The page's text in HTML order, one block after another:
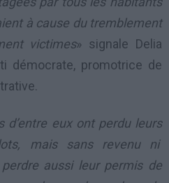
à cause du tremblement
victimes» signale Delia
démocrate, promotrice de
d’entre eux ont perdu leurs
mais sans revenu ni
aussi leur permis de